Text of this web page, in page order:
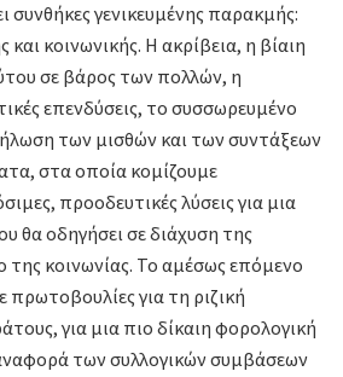
συνθήκες γενικευμένης παρακμής:
και κοινωνικής. Η ακρίβεια, η βίαιη
σε βάρος των πολλών, η
επενδύσεις, το συσσωρευμένο
των μισθών και των συντάξεων
στα οποία κομίζουμε
προοδευτικές λύσεις για μια
θα οδηγήσει σε διάχυση της
της κοινωνίας. Το αμέσως επόμενο
για τη ριζική
για μια πιο δίκαιη φορολογική
των συλλογικών συμβάσεων